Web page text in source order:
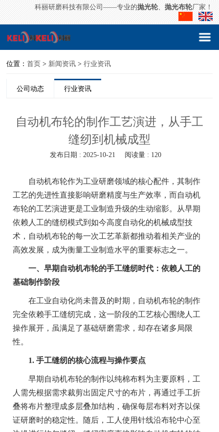
科丽研磨科技有限公司——专业的抛光轮、抛光布轮厂家！
位置：首页 > 新闻资讯 >行业资讯
公司动态 行业资讯
自动机布轮的制作工艺演进，从手工
缝纫到机械成型
发布日期 : 2025-10-21 阅读量 : 120
自动机布轮作为工业研磨领域的核心配件，其制作
工艺的先进性直接影响研磨精度与生产效率，而自动机
布轮的工艺演进更是工业制造升级的生动缩影。从早期
依赖人工的缝纫模式到如今高度自动化的机械成型技
术，自动机布轮的每一次工艺革新都推动着相关产业的
高效发展，成为衡量工业制造水平的重要标志之一。
一、早期自动机布轮的手工缝纫时代：依赖人工的
基础制作阶段
在工业自动化尚未普及的时期，自动机布轮的制作
完全依赖手工缝纫完成，这一阶段的工艺核心围绕人工
操作展开，虽满足了基础研磨需求，却存在诸多局限
性。
1. 手工缝纫的核心流程与操作要点
早期自动机布轮的制作以纯棉布料为主要原料，工
人需先根据需求裁剪出固定尺寸的布片，再通过手工折
叠将布片整理成多层叠加结构，确保每层布料对齐以保
证研磨时的稳定性。随后，工人使用针线沿布轮中心至